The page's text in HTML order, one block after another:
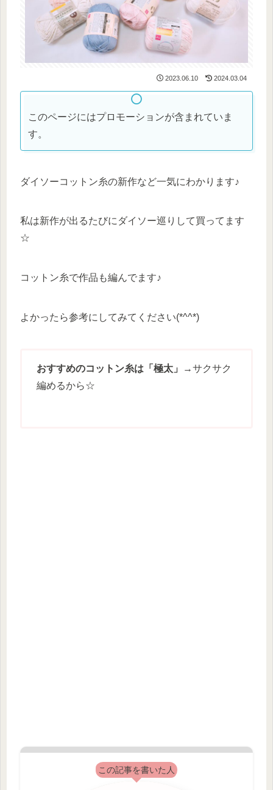
2023.06.10 2024.03.04
このページにはプロモーションが含まれていま
す。
ダイソーコットン糸の新作など一気にわかります♪
私は新作が出るたびにダイソー巡りして買ってます
☆
コットン糸で作品も編んでます♪
よかったら参考にしてみてください(*^^*)
おすすめのコットン糸は「極太」
→サクサク
編めるから☆
この記事を書いた人